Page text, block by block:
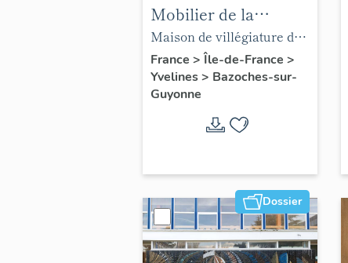
Mobilier de la
maison Louis Carré
Maison de villégiature dite
maison Louis Carré
France > Île-de-France >
Yvelines> Bazoches-sur-
Guyonne
Dossier